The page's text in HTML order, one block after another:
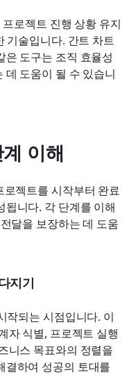
로젝트 진행 상황 유지
기술입니다. 간트 차트
은 도구는 조직 효율성
데 도움이 될 수 있습니
이해
젝트를 시작부터 완료
됩니다. 각 단계를 이해
달을 보장하는 데 도움
지기
작되는 시점입니다. 이
자 식별, 프로젝트 실행
니스 목표와의 정렬을
결하여 성공의 토대를